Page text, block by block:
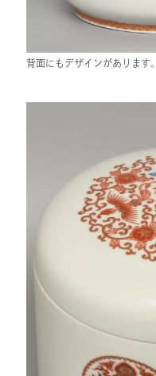
背面にもデザインがあります。